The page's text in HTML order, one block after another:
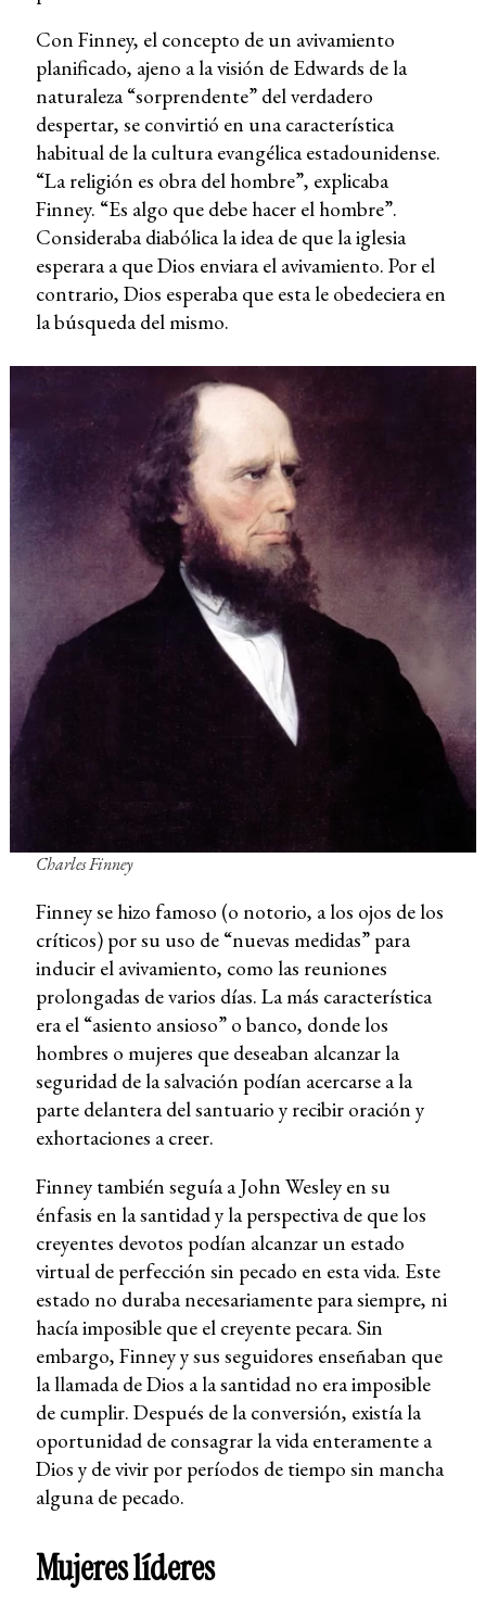
Con Finney, el concepto de un avivamiento
planificado, ajeno a la visión de Edwards de la
naturaleza “sorprendente” del verdadero
despertar, se convirtió en una característica
habitual de la cultura evangélica estadounidense.
“La religión es obra del hombre”, explicaba
Finney. “Es algo que debe hacer el hombre”.
Consideraba diabólica la idea de que la iglesia
esperara a que Dios enviara el avivamiento. Por el
contrario, Dios esperaba que esta le obedeciera en
la búsqueda del mismo.
Charles Finney
Finney se hizo famoso (o notorio, a los ojos de los
críticos) por su uso de “nuevas medidas” para
inducir el avivamiento, como las reuniones
prolongadas de varios días. La más característica
era el “asiento ansioso” o banco, donde los
hombres o mujeres que deseaban alcanzar la
seguridad de la salvación podían acercarse a la
parte delantera del santuario y recibir oración y
exhortaciones a creer.
Finney también seguía a John Wesley en su
énfasis en la santidad y la perspectiva de que los
creyentes devotos podían alcanzar un estado
virtual de perfección sin pecado en esta vida. Este
estado no duraba necesariamente para siempre, ni
hacía imposible que el creyente pecara. Sin
embargo, Finney y sus seguidores enseñaban que
la llamada de Dios a la santidad no era imposible
de cumplir. Después de la conversión, existía la
oportunidad de consagrar la vida enteramente a
Dios y de vivir por períodos de tiempo sin mancha
alguna de pecado.
Mujeres líderes